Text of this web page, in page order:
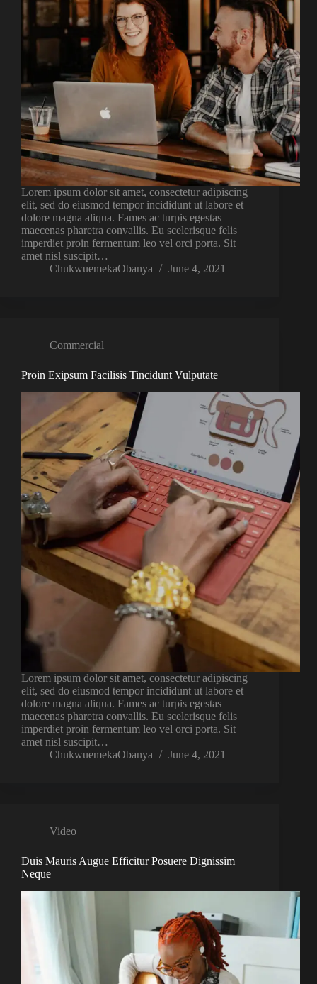
Lorem ipsum dolor sit amet, consectetur adipiscing
elit, sed do eiusmod tempor incididunt ut labore et
dolore magna aliqua. Fames ac turpis egestas
maecenas pharetra convallis. Eu scelerisque felis
imperdiet proin fermentum leo vel orci porta. Sit
amet nisl suscipit…
ChukwuemekaObanya
June 4, 2021
Commercial
Proin Exipsum Facilisis Tincidunt Vulputate
Lorem ipsum dolor sit amet, consectetur adipiscing
elit, sed do eiusmod tempor incididunt ut labore et
dolore magna aliqua. Fames ac turpis egestas
maecenas pharetra convallis. Eu scelerisque felis
imperdiet proin fermentum leo vel orci porta. Sit
amet nisl suscipit…
ChukwuemekaObanya
June 4, 2021
Video
Duis Mauris Augue Efficitur Posuere Dignissim
Neque